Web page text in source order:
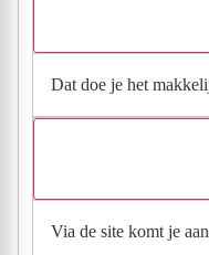
Dat doe je het
Via de site komt je